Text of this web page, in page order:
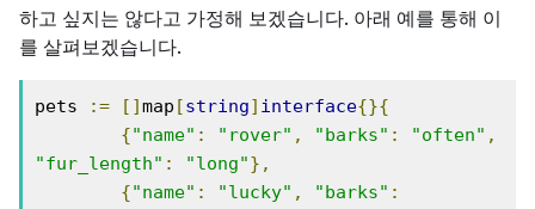
하고 싶지는 않다고 가정해 보겠습니다. 아래 예를 통해 이
를 살펴보겠습니다.
pets := []map [string] interface{}{
{"name" : "rover" , "barks" : "often" ,
"fur_length" : "long"},
{"name" : "lucky" , "barks" :